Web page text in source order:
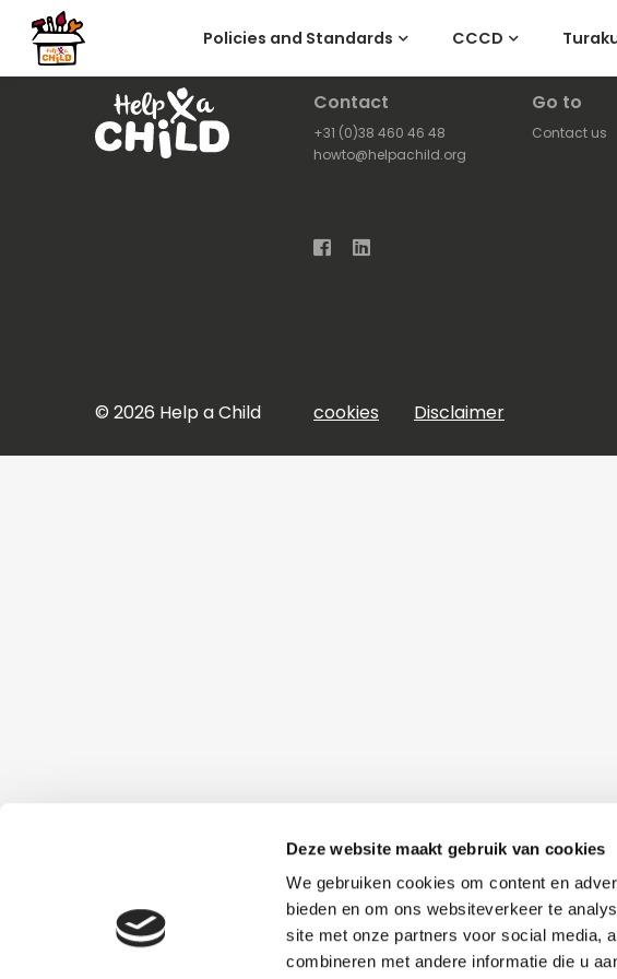
Deze website maakt gebruik van cookies
We gebruiken cookies om content en
bieden en om ons websiteverkeer te
site met onze partners voor social media,
combineren met andere informatie die u
Policies and Standards CCCD
Contact
+31 (0)38 460 46 48
howto@helpachild.org
Facebook
LinkedIn
Go to
Contact us
© 2026 Help a Child cookies Disclaimer